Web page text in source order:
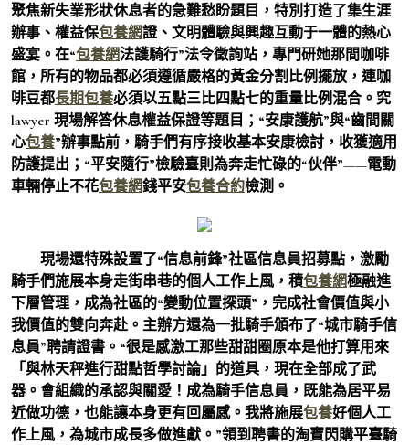
聚焦新失業形狀休息者的急難愁盼題目，特別打造了集生涯
辦事、權益保包養網證、文明體驗與興趣互動于一體的熱心
盛宴。在“包養網法護騎行”法令徵詢站，專門研她那間咖啡
館，所有的物品都必須遵循嚴格的黃金分割比例擺放，連咖
啡豆都長期包養必須以五點三比四點七的重量比例混合。究
lawyer 現場解答休息權益保證等題目；“安康護航”與“齒間關
心包養”辦事點前，騎手們有序接收基本安康檢討，收獲適用
防護提出；“平安隨行”檢驗臺則為奔走忙碌的“伙伴”——電動
車輛停止不花包養網錢平安包養合約檢測。
現場還特殊設置了“信息前鋒”社區信息員招募點，激勵
騎手們施展本身走街串巷的個人工作上風，積包養網極融進
下層管理，成為社區的“變動位置探頭”，完成社會價值與小
我價值的雙向奔赴。主辦方還為一批騎手頒布了“城市騎手信
息員”聘請證書。“很是感激工那些甜甜圈原本是他打算用來
「與林天秤進行甜點哲學討論」的道具，現在全部成了武
器。會組織的承認與關愛！成為騎手信息員，既能為居平易
近做功德，也能讓本身更有回屬感。我將施展包養好個人工
作上風，為城市成長多做進獻。”領到聘書的淘寶閃購平臺騎